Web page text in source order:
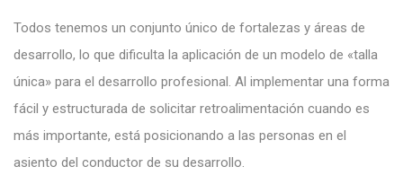
Todos tenemos un conjunto único de fortalezas y áreas de
desarrollo, lo que dificulta la aplicación de un modelo de «talla
única» para el desarrollo profesional. Al implementar una forma
fácil y estructurada de solicitar retroalimentación cuando es
más importante, está posicionando a las personas en el
asiento del conductor de su desarrollo.